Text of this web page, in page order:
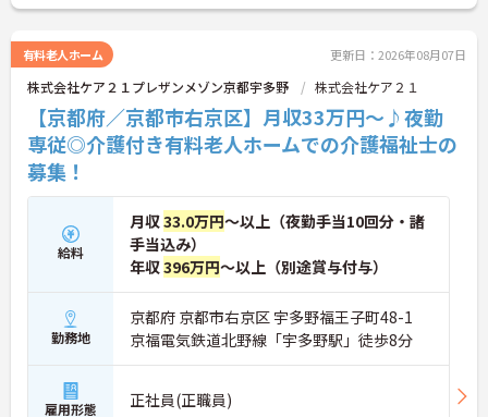
有料老人ホーム 更新日：2026年08月07日
株式会社ケア２１プレザンメゾン京都宇多野 株式会社ケア２１
【京都府／京都市右京区】月収33万円～♪夜勤
専従◎介護付き有料老人ホームでの介護福祉士の
募集！
給料
月収33.0万円～以上（夜勤手当10回分・諸
手当込み）
年収396万円～以上（別途賞与付与）
勤務地
京都府 京都市右京区 宇多野福王子町48-1
京福電気鉄道北野線「宇多野駅」徒歩8分
雇用形態 正社員(正職員)